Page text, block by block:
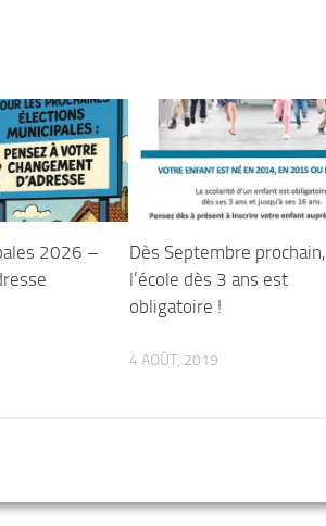
2026 –
Dès Septembre prochain,
l’école dès 3 ans est
obligatoire !
4 AOÛT, 2019